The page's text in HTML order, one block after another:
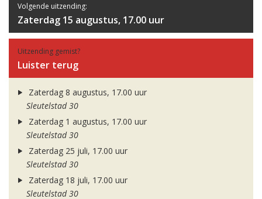
Volgende uitzending:
Zaterdag 15 augustus, 17.00 uur
Uitzending gemist?
Luister terug
Zaterdag 8 augustus, 17.00 uur
Sleutelstad 30
Zaterdag 1 augustus, 17.00 uur
Sleutelstad 30
Zaterdag 25 juli, 17.00 uur
Sleutelstad 30
Zaterdag 18 juli, 17.00 uur
Sleutelstad 30